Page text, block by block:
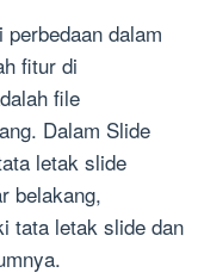
dalam
fitur di
file
Dalam Slide
letak slide
belakang,
tata letak slide dan